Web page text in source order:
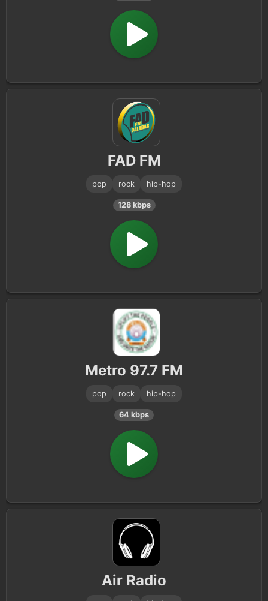
FAD FM
pop rock hip-hop
128 kbps
Metro 97.7 FM
pop rock hip-hop
64 kbps
Air Radio